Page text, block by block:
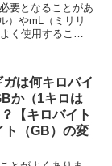
要となることがあ
）やmL（ミリリ
く使用すること
は何キロバイ
か（1キロは
【キロバイト
ト（GB）の変